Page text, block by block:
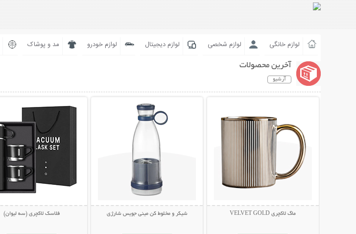
لوازم خانگی لوازم شخصی لوازم دیجیتال لوازم خودرو مد و پوشاک
آخرین محصولات
آرشیو
ماگ لاکچری VELVET GOLD شیکر و مخلوط کن مینی جویس شارژی فلاسک لاکچری (سه لیوان)